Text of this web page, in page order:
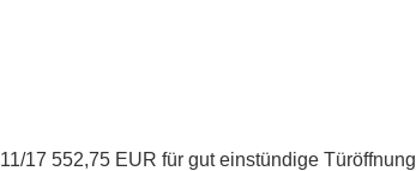
17 552,75 EUR für gut einstündige Türöffnung